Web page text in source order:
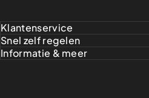
Klantenservice
Snel zelf regelen
Informatie & meer